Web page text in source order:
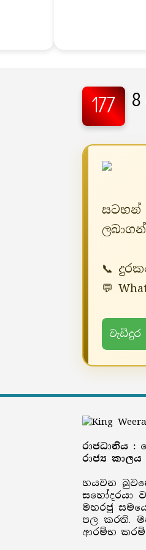
177
සටහන්
📞
💬
රාජධානිය :
රාජ්‍ය
හයවන
සහෝදරයා
මහරජු
පල කරති.
ආරම්භ